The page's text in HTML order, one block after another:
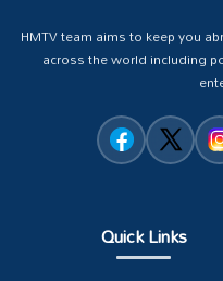
HMTV team aims to keep you
across the world including
Quick Links